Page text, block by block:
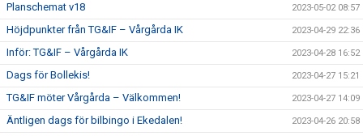
Planschemat v18 2023-05-02 08:57
Höjdpunkter från TG&IF – Vårgårda IK 2023-04-29 22:36
Inför: TG&IF – Vårgårda IK 2023-04-28 16:52
Dags för Bollekis! 2023-04-27 15:21
TG&IF möter Vårgårda – Välkommen! 2023-04-27 14:09
Äntligen dags för bilbingo i Ekedalen! 2023-04-26 20:58